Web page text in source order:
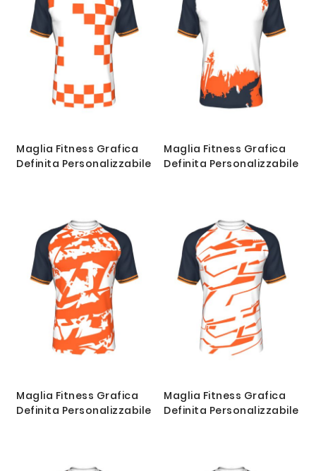
Maglia Fitness Grafica
Definita Personalizzabile
Maglia Fitness Grafica
Definita Personalizzabile
Maglia Fitness Grafica
Definita Personalizzabile
Maglia Fitness Grafica
Definita Personalizzabile